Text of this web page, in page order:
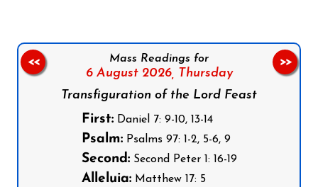
Mass Readings for
6 August 2026,
Thursday
Transfiguration of the Lord Feast
First:Daniel 7: 9-10, 13-14
Psalm:Psalms 97: 1-2, 5-6, 9
Second:Second Peter 1: 16-19
Alleluia:Matthew 17: 5
<< >>